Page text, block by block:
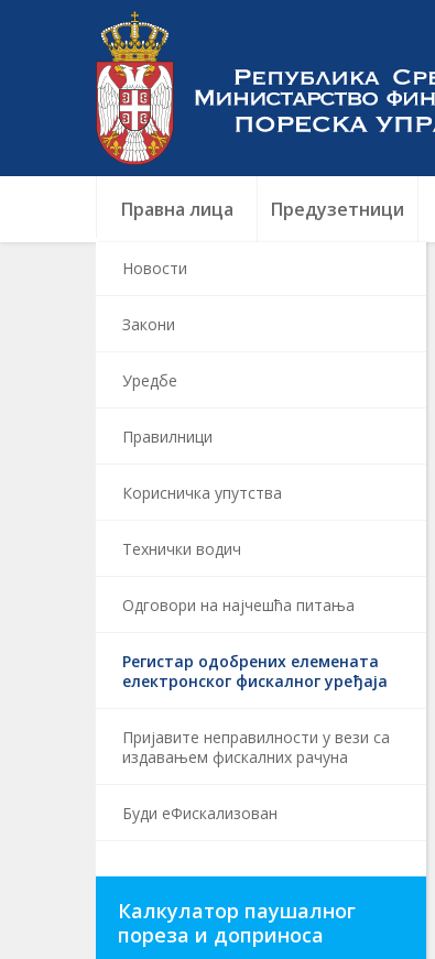
Правна лица Предузетници
Новости
Закони
Уредбе
Правилници
Корисничка упутства
Технички водич
Одговори на најчешћa питања
Регистар одобрених елемената
електронског фискалног уређаја
Пријавите неправилности у вези са
издавањем фискалних рачуна
Буди еФискализован
Калкулатор паушалног
пореза и доприноса